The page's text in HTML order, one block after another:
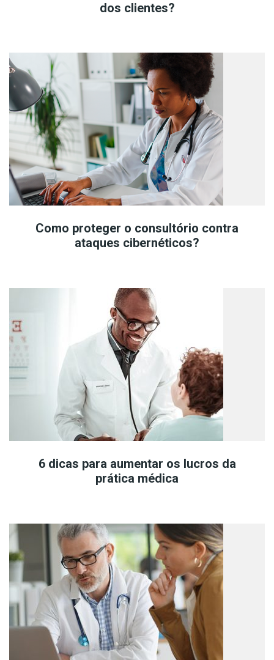
dos clientes?
Como proteger o consultório contra
ataques cibernéticos?
6 dicas para aumentar os lucros da
prática médica